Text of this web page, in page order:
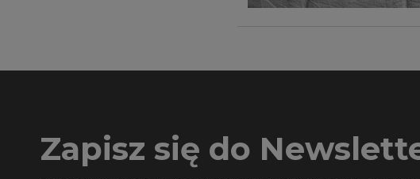
Zapisz się do